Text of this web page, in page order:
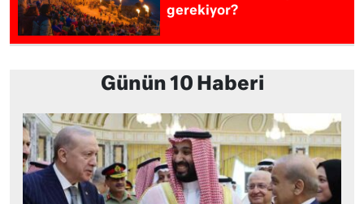
gerekiyor?
Günün 10 Haberi